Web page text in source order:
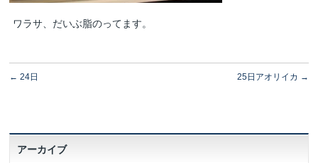
ワラサ、だいぶ脂のってます。
← 24日 25日アオリイカ →
アーカイブ